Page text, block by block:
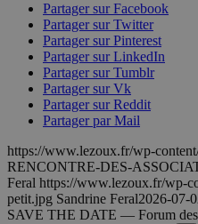
Partager sur Facebook
Partager sur Twitter
Partager sur Pinterest
Partager sur LinkedIn
Partager sur Tumblr
Partager sur Vk
Partager sur Reddit
Partager par Mail
https://www.lezoux.fr/wp-
RENCONTRE-DES-
Feral https://www.lezoux.fr/wp-
petit.jpg Sandrine Feral2026-07-
SAVE THE DATE — Forum des